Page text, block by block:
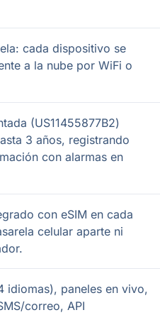
cada dispositivo se
a la nube por WiFi o
(US11455877B2)
3 años, registrando
con alarmas en
con eSIM en cada
celular aparte ni
idiomas), paneles en vivo,
correo, API